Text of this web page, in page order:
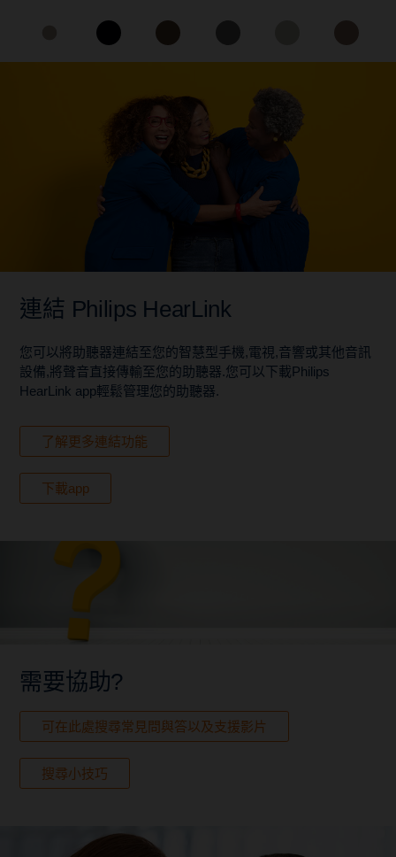
連結 Philips HearLink
您可以將助聽器連結至您的智慧型手機,電視,音響或其他音訊
設備,將聲音直接傳輸至您的助聽器.您可以下載Philips
HearLink app輕鬆管理您的助聽器.
了解更多連結功能
下載app
需要協助?
可在此處搜尋常見問與答以及支援影片
搜尋小技巧